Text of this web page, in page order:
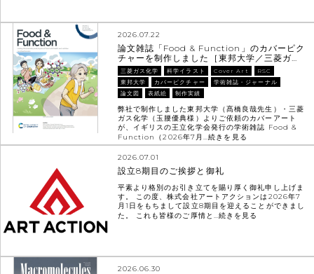
2026.07.22
論文雑誌「Food & Function」のカバーピク
チャーを制作しました［東邦大学／三菱ガ…
三菱ガス化学 科学イラスト Cover Art
RSC
東邦大学
カバーピクチャー
学術雑誌・ジャーナル
論文図
表紙絵 制作実績
弊社で制作しました東邦大学（髙橋良哉先生）・三菱
ガス化学（玉腰優典様）よりご依頼のカバーアート
が、イギリスの王立化学会発行の学術雑誌 Food &
Function（2026年7月…続きを見る
2026.07.01
設立8期目のご挨拶と御礼
平素より格別のお引き立てを賜り厚く御礼申し上げま
す。 この度、株式会社アートアクションは2026年7
月1日をもちまして設立8期目を迎えることができまし
た。 これも皆様のご厚情と…続きを見る
2026.06.30